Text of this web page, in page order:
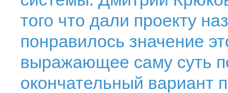
того что дали проекту
понравилось значение
выражающее саму суть
окончательный вариант